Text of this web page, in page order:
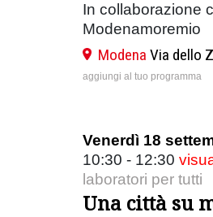
In collaborazione
Modenamoremio
Modena Via dello
aggiungi al tuo programma
Venerdì 18
10:30 - 12:30
laboratori per tutti
Una città su